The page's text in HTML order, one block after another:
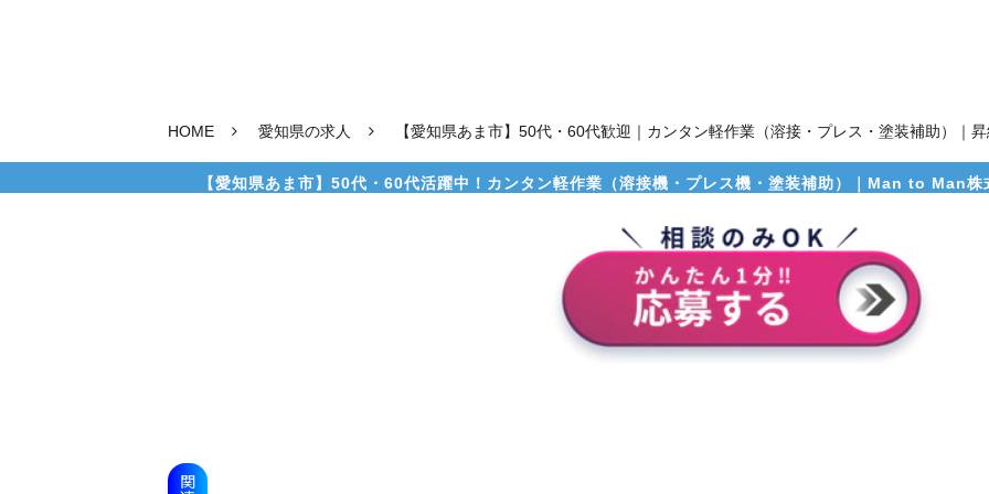
HOME 愛知県の求人 【愛知県あま市】50代・60代歓迎｜カンタン軽作業（溶接・プレス・塗装補助）｜
【愛知県あま市】50代・60代活躍中！カンタン軽作業（溶接機・プレス機・塗装補助）｜Man to Man株